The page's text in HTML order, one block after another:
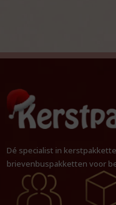
Dé specialist in
brievenbuspakketten voor